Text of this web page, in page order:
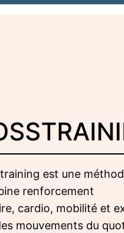
est une
renforcement
cardio, mobilité et
mouvements du